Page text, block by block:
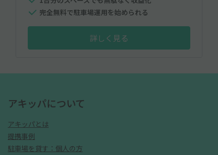
完全無料で駐車場運用を始められる
詳しく見る
アキッパについて
アキッパとは
提携事例
駐車場を貸す：個人の方